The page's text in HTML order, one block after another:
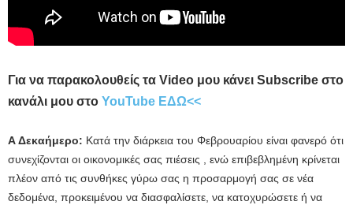
Για να παρακολουθείς τα Video μου κάνει Subscribe στο
κανάλι μου στο YouTube ΕΔΩ<<
Α Δεκαήμερο: Κατά την διάρκεια του Φεβρουαρίου είναι φανερό ότι
συνεχίζονται οι οικονομικές σας πιέσεις , ενώ επιβεβλημένη κρίνεται
πλέον από τις συνθήκες γύρω σας η προσαρμογή σας σε νέα
δεδομένα, προκειμένου να διασφαλίσετε, να κατοχυρώσετε ή να